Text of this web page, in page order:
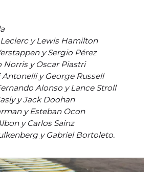
y Lewis Hamilton
y Sergio Pérez
Norris y Oscar Piastri
y George Russell
Alonso y Lance Stroll
y Jack Doohan
y Esteban Ocon
y Carlos Sainz
y Gabriel Bortoleto.